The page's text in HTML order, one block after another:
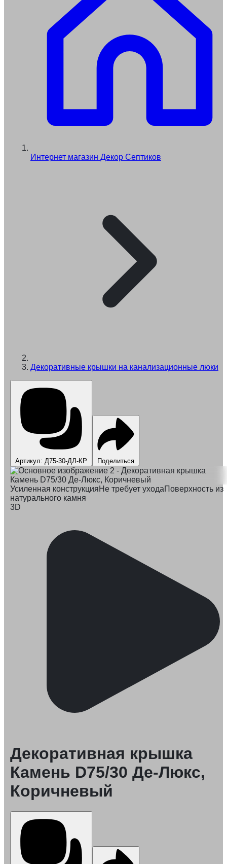
Интернет магазин Декор Септиков
Декоративные крышки на канализационные люки
Артикул: Д75-30-ДЛ-КР Поделиться
Усиленная конструкцияНе требует уходаПоверхность из
натурального камня
3D
Декоративная крышка
Камень D75/30 Де-Люкс,
Коричневый